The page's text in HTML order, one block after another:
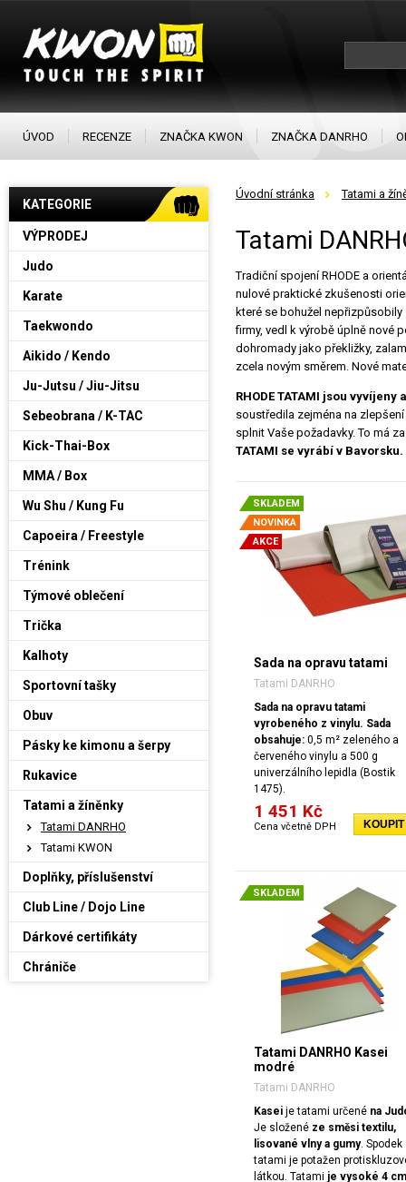
Úvodní stránka Tatami a
Tatami
Tradiční spojení RHODE a
nulové praktické zkušenosti
které se bohužel
firmy, vedl k výrobě úplně nové
dohromady jako překližky,
zcela novým směrem. Nové
RHODE TATAMI jsou
soustředila zejména na
splnit Vaše požadavky. To má
TATAMI se vyrábí v Bavorsku.
SKLADEM
NOVINKA
AKCE
Sada na opravu tatami
Tatami DANRHO
Sada na opravu tatami
vyrobeného z vinylu. Sada
obsahuje: 0,5 m² zeleného a
červeného vinylu a 500 g
univerzálního lepidla (Bostik
1475).
KOUPIT
1 451 Kč
Cena včetně DPH
SKLADEM
Tatami DANRHO Kasei
modré
Tatami DANRHO
Kasei je tatami určené na
Je složené ze směsi textilu,
lisované vlny a gumy. Spodek
tatami je potažen
látkou. Tatami je vysoké 4 cm
KATEGORIE
VÝPRODEJ
Judo
Karate
Taekwondo
Aikido / Kendo
Ju-Jutsu / Jiu-Jitsu
Sebeobrana / K-TAC
Kick-Thai-Box
MMA / Box
Wu Shu / Kung Fu
Capoeira / Freestyle
Trénink
Týmové oblečení
Trička
Kalhoty
Sportovní tašky
Obuv
Pásky ke kimonu a šerpy
Rukavice
Tatami a žíněnky
Tatami DANRHO
Tatami KWON
Doplňky, příslušenství
Club Line / Dojo Line
Dárkové certifikáty
Chrániče
ÚVOD RECENZE ZNAČKA KWON ZNAČKA DANRHO